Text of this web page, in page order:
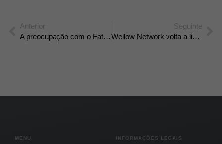
Anterior
A preocupação com o Fator Humano como determinante crucial para retenção de talentos na Futurcabo
Seguinte
Wellow Network volta a liderar no People Engagement Survey 2024
MENU INFORMAÇÕES LEGAIS